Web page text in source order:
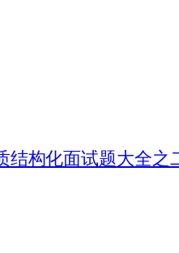
结构化面试题大全之